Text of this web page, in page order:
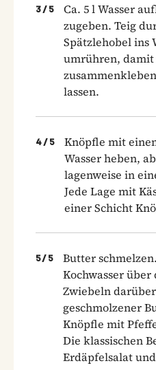
3 / 5
Ca. 5 l Wasser
zugeben. Teig
Spätzlehobel ins
umrühren, damit
lassen.
4 / 5
Knöpfle mit
Wasser heben,
lagenweise in
Jede Lage mit
einer Schicht
5/ 5
Butter
Kochwasser
Zwiebeln
geschmolzener
Knöpfle mit
Die klassischen
Erdäpfelsalat